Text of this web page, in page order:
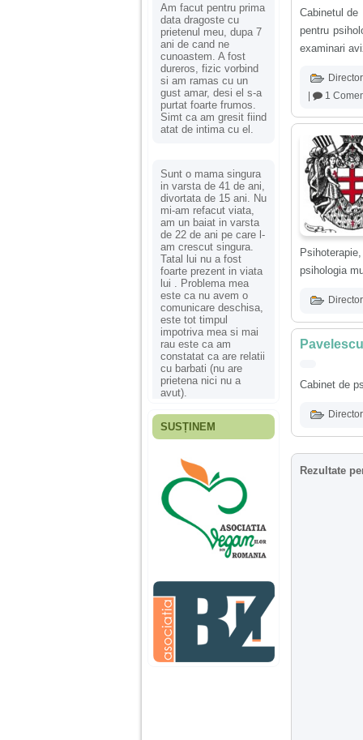
Am facut pentru prima
data dragoste cu
prietenul meu, dupa 7
ani de cand ne
cunoastem. A fost
dureros, fizic vorbind
si am ramas cu un
gust amar, desi el s-a
purtat foarte frumos.
Simt ca am gresit fiind
atat de intima cu el.
Sunt o mama singura
in varsta de 41 de ani,
divortata de 15 ani. Nu
mi-am refacut viata,
am un baiat in varsta
de 22 de ani pe care l-
am crescut singura.
Tatal lui nu a fost
foarte prezent in viata
lui . Problema mea
este ca nu avem o
comunicare deschisa,
este tot timpul
impotriva mea si mai
rau este ca am
constatat ca are relatii
cu barbati (nu are
prietena nici nu a
avut).
Fiica mea s-a nascut
ani, privind in urma
realizez cat de multe
greseli am facut in
educatia si cresterea
ei, am fost o mama
egoista, preocupata
de implinirea
profesionala, cand ea
era mica am neglijat-
agresiva, orice
greseala era taxata cu
o palma sau pedepse.
De 4 ani am o relatie
serioasa cu un barbat
SUSȚINEM
Cabinetul de
pentru
examinari
1
psihologia
Cabinet de
Rezultate